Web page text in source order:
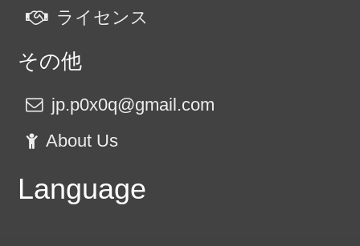
ライセンス
その他
jp.p0x0q@gmail.com
About Us
Language